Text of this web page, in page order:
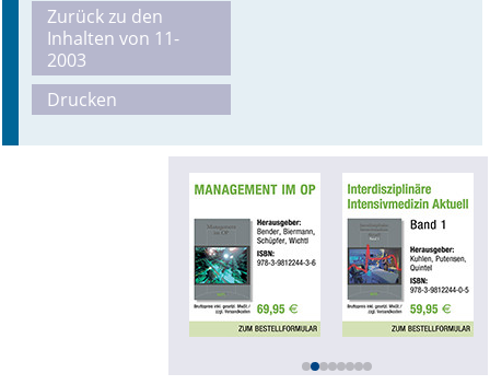
Mediadaten
Autoren-Service
Zurück zu den
Inhalten von 11-
2003
Drucken